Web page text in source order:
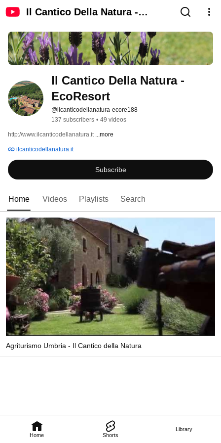
Il Cantico Della Natura -
Home Shorts
Library
Il Cantico Della Natura -
EcoResort
@ilcanticodellanatura-ecore188
137 subscribers • 49 videos
http://www.ilcanticodellanatura.it ...more
ilcanticodellanatura.it
Subscribe
Home Videos Playlists Search
Agriturismo Umbria - Il Cantico della Natura